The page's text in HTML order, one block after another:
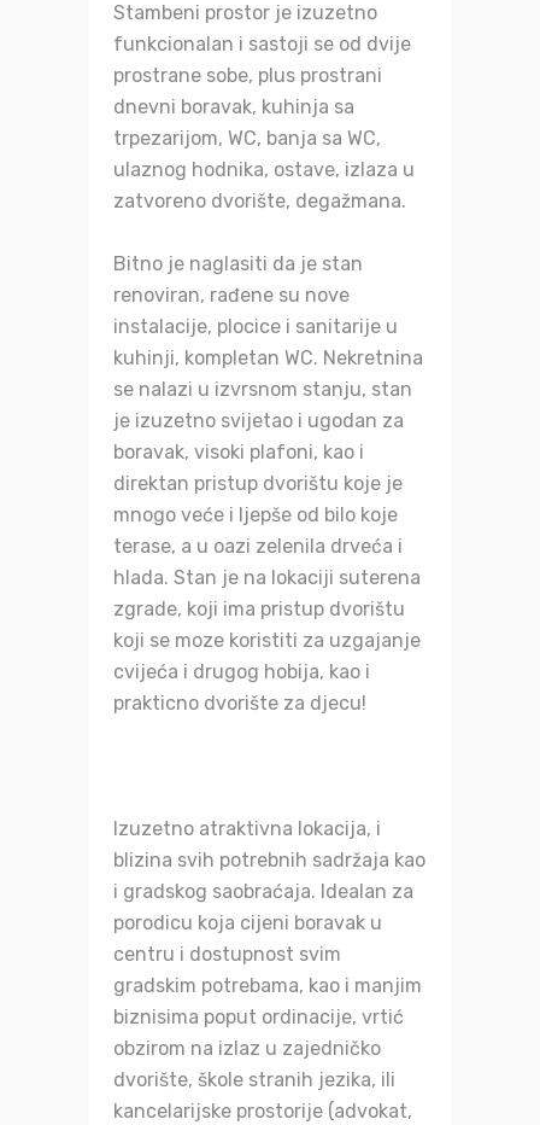
Stambeni prostor je izuzetno
funkcionalan i sastoji se od dvije
prostrane sobe, plus prostrani
dnevni boravak, kuhinja sa
trpezarijom, WC, banja sa WC,
ulaznog hodnika, ostave, izlaza u
zatvoreno dvorište, degažmana.
Bitno je naglasiti da je stan
renoviran, rađene su nove
instalacije, plocice i sanitarije u
kuhinji, kompletan WC. Nekretnina
se nalazi u izvrsnom stanju, stan
je izuzetno svijetao i ugodan za
boravak, visoki plafoni, kao i
direktan pristup dvorištu koje je
mnogo veće i ljepše od bilo koje
terase, a u oazi zelenila drveća i
hlada. Stan je na lokaciji suterena
zgrade, koji ima pristup dvorištu
koji se moze koristiti za uzgajanje
cvijeća i drugog hobija, kao i
prakticno dvorište za djecu!
Izuzetno atraktivna lokacija, i
blizina svih potrebnih sadržaja kao
i gradskog saobraćaja. Idealan za
porodicu koja cijeni boravak u
centru i dostupnost svim
gradskim potrebama, kao i manjim
biznisima poput ordinacije, vrtić
obzirom na izlaz u zajedničko
dvorište, škole stranih jezika, ili
kancelarijske prostorije (advokat,